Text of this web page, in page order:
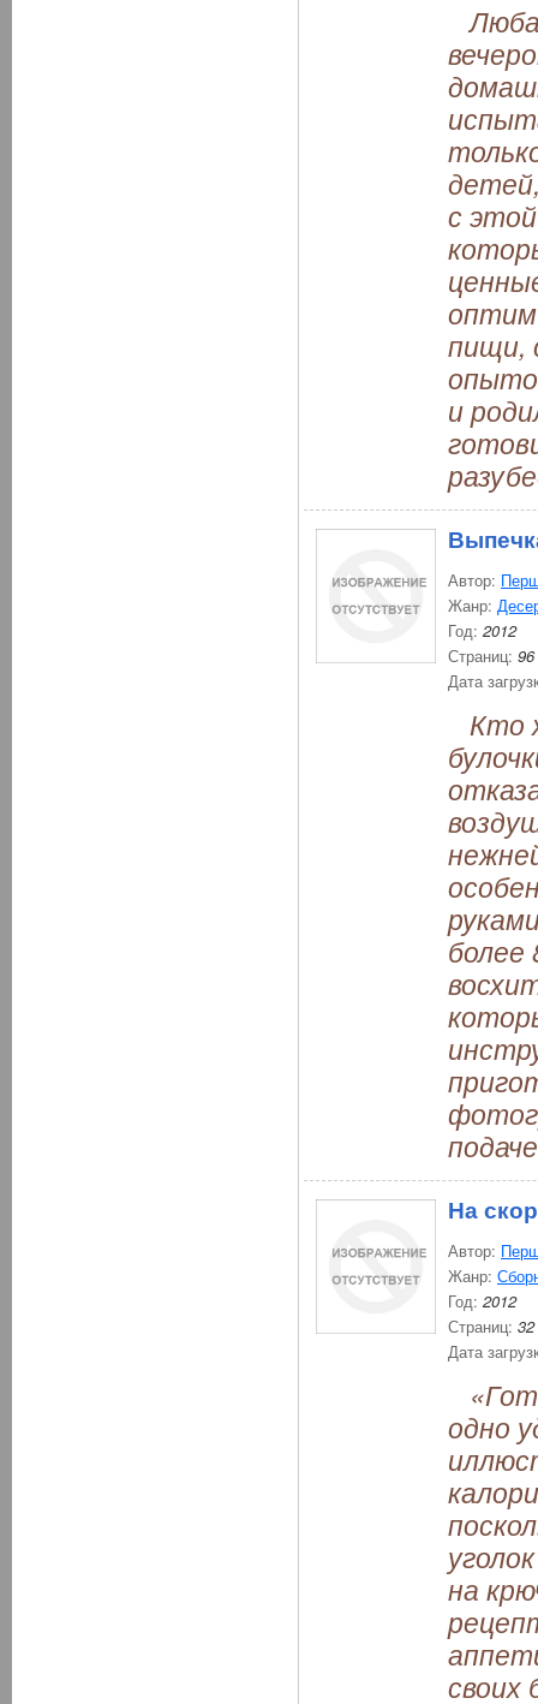
с
пищи,
и
Автор:
Жанр:
Год: 2012
Страниц: 96
Дата
Кто
более
На
Автор:
Жанр:
Год: 2012
Страниц: 32
Дата
одно
на
своих